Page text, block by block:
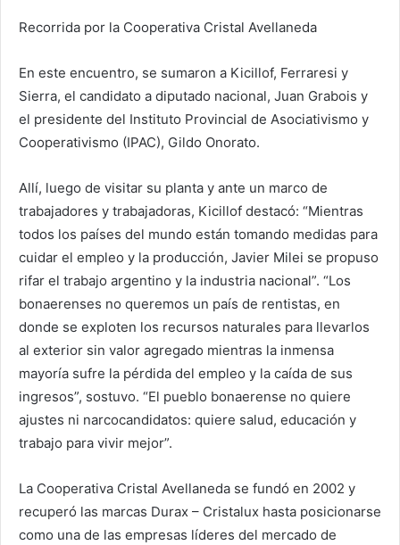
Recorrida por la Cooperativa Cristal Avellaneda
En este encuentro, se sumaron a Kicillof, Ferraresi y
Sierra, el candidato a diputado nacional, Juan Grabois y
el presidente del Instituto Provincial de Asociativismo y
Cooperativismo (IPAC), Gildo Onorato.
Allí, luego de visitar su planta y ante un marco de
trabajadores y trabajadoras, Kicillof destacó: “Mientras
todos los países del mundo están tomando medidas para
cuidar el empleo y la producción, Javier Milei se propuso
rifar el trabajo argentino y la industria nacional”. “Los
bonaerenses no queremos un país de rentistas, en
donde se exploten los recursos naturales para llevarlos
al exterior sin valor agregado mientras la inmensa
mayoría sufre la pérdida del empleo y la caída de sus
ingresos”, sostuvo. “El pueblo bonaerense no quiere
ajustes ni narcocandidatos: quiere salud, educación y
trabajo para vivir mejor”.
La Cooperativa Cristal Avellaneda se fundó en 2002 y
recuperó las marcas Durax – Cristalux hasta posicionarse
como una de las empresas líderes del mercado de